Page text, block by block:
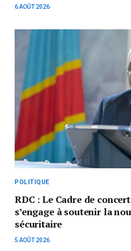
6 AOÛT 2026
POLITIQUE
RDC : Le Cadre de
s’engage à soutenir la
sécuritaire
5 AOÛT 2026